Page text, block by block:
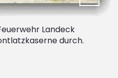
Landeck
durch.